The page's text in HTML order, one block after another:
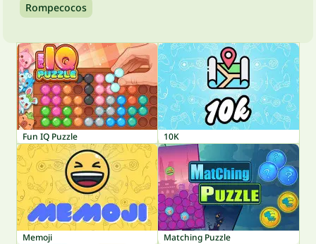
Rompecocos
Fun IQ Puzzle 10K
Memoji Matching Puzzle